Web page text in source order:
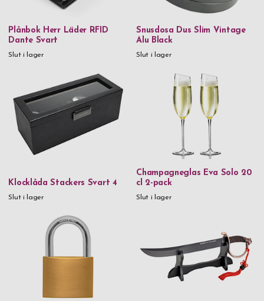
Plånbok Herr Läder RFID
Dante Svart
Slut i lager
Snusdosa Dus Slim Vintage
Alu Black
Slut i lager
Klocklåda Stackers Svart 4
Slut i lager
Champagneglas Eva Solo 20
cl 2-pack
Slut i lager